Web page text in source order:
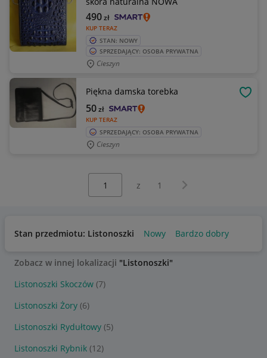
KUP TERAZ
490zł
STAN: NOWY
SPRZEDAJĄCY: OSOBA PRYWATNA
Cieszyn
Piękna damska torebka
KUP TERAZ
50zł
SPRZEDAJĄCY: OSOBA PRYWATNA
Cieszyn
z 1 Następna strona
Stan przedmiotu: Listonoszki Nowy Bardzo dobry
Zobacz w innej lokalizacji "Listonoszki"
Listonoszki Skoczów (7)
Listonoszki Żory (6)
Listonoszki Rydułtowy (5)
Listonoszki Rybnik (12)